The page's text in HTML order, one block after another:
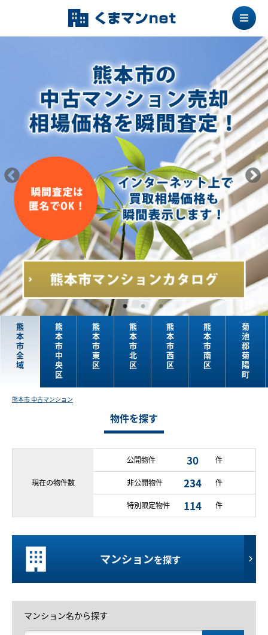
熊
本
市
全
域
熊
本
市
中
央
区
熊
本
市
東
区
熊
本
市
北
区
熊
本
市
西
区
熊
本
市
南
区
菊
池
郡
菊
陽
町
熊本市 中古マンション
物件を探す
現在の物件数
公開物件 30 件
非公開物件 234 件
特別限定物件 114 件
マンションを探す
マンション名から探す